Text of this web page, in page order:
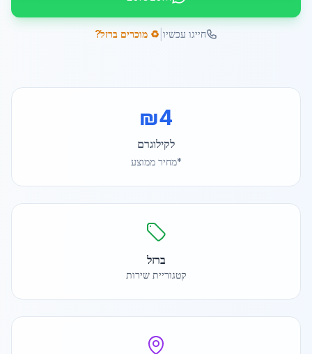
חייגו עכשיו ♻️ מוכרים ברזל?
₪4
לקילוגרם
*מחיר ממוצע
ברזל
קטגוריית שירות